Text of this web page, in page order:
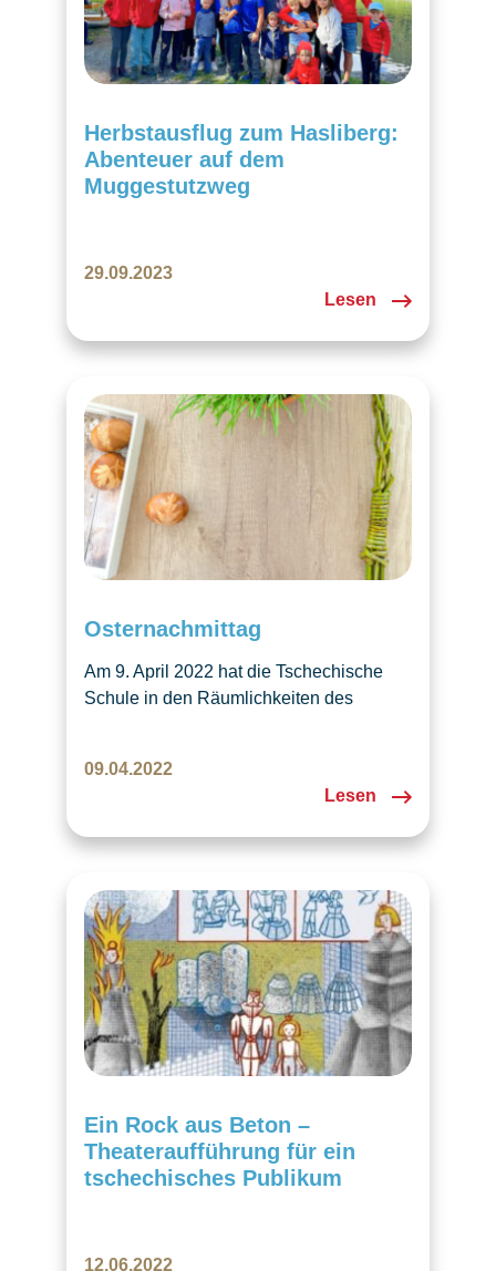
Herbstausflug zum Hasliberg:
Abenteuer auf dem
Muggestutzweg
29.09.2023
Lesen
Osternachmittag
Am 9. April 2022 hat die Tschechische
Schule in den Räumlichkeiten des
Veranstaltung waren nicht nur
tschechische, aber auch Schweizer
Ursprungs des Osterfestes und ein
stummer Zeichentrickfilm für alle,…
09.04.2022
Lesen
Ein Rock aus Beton –
Theateraufführung für ein
tschechisches Publikum
12.06.2022